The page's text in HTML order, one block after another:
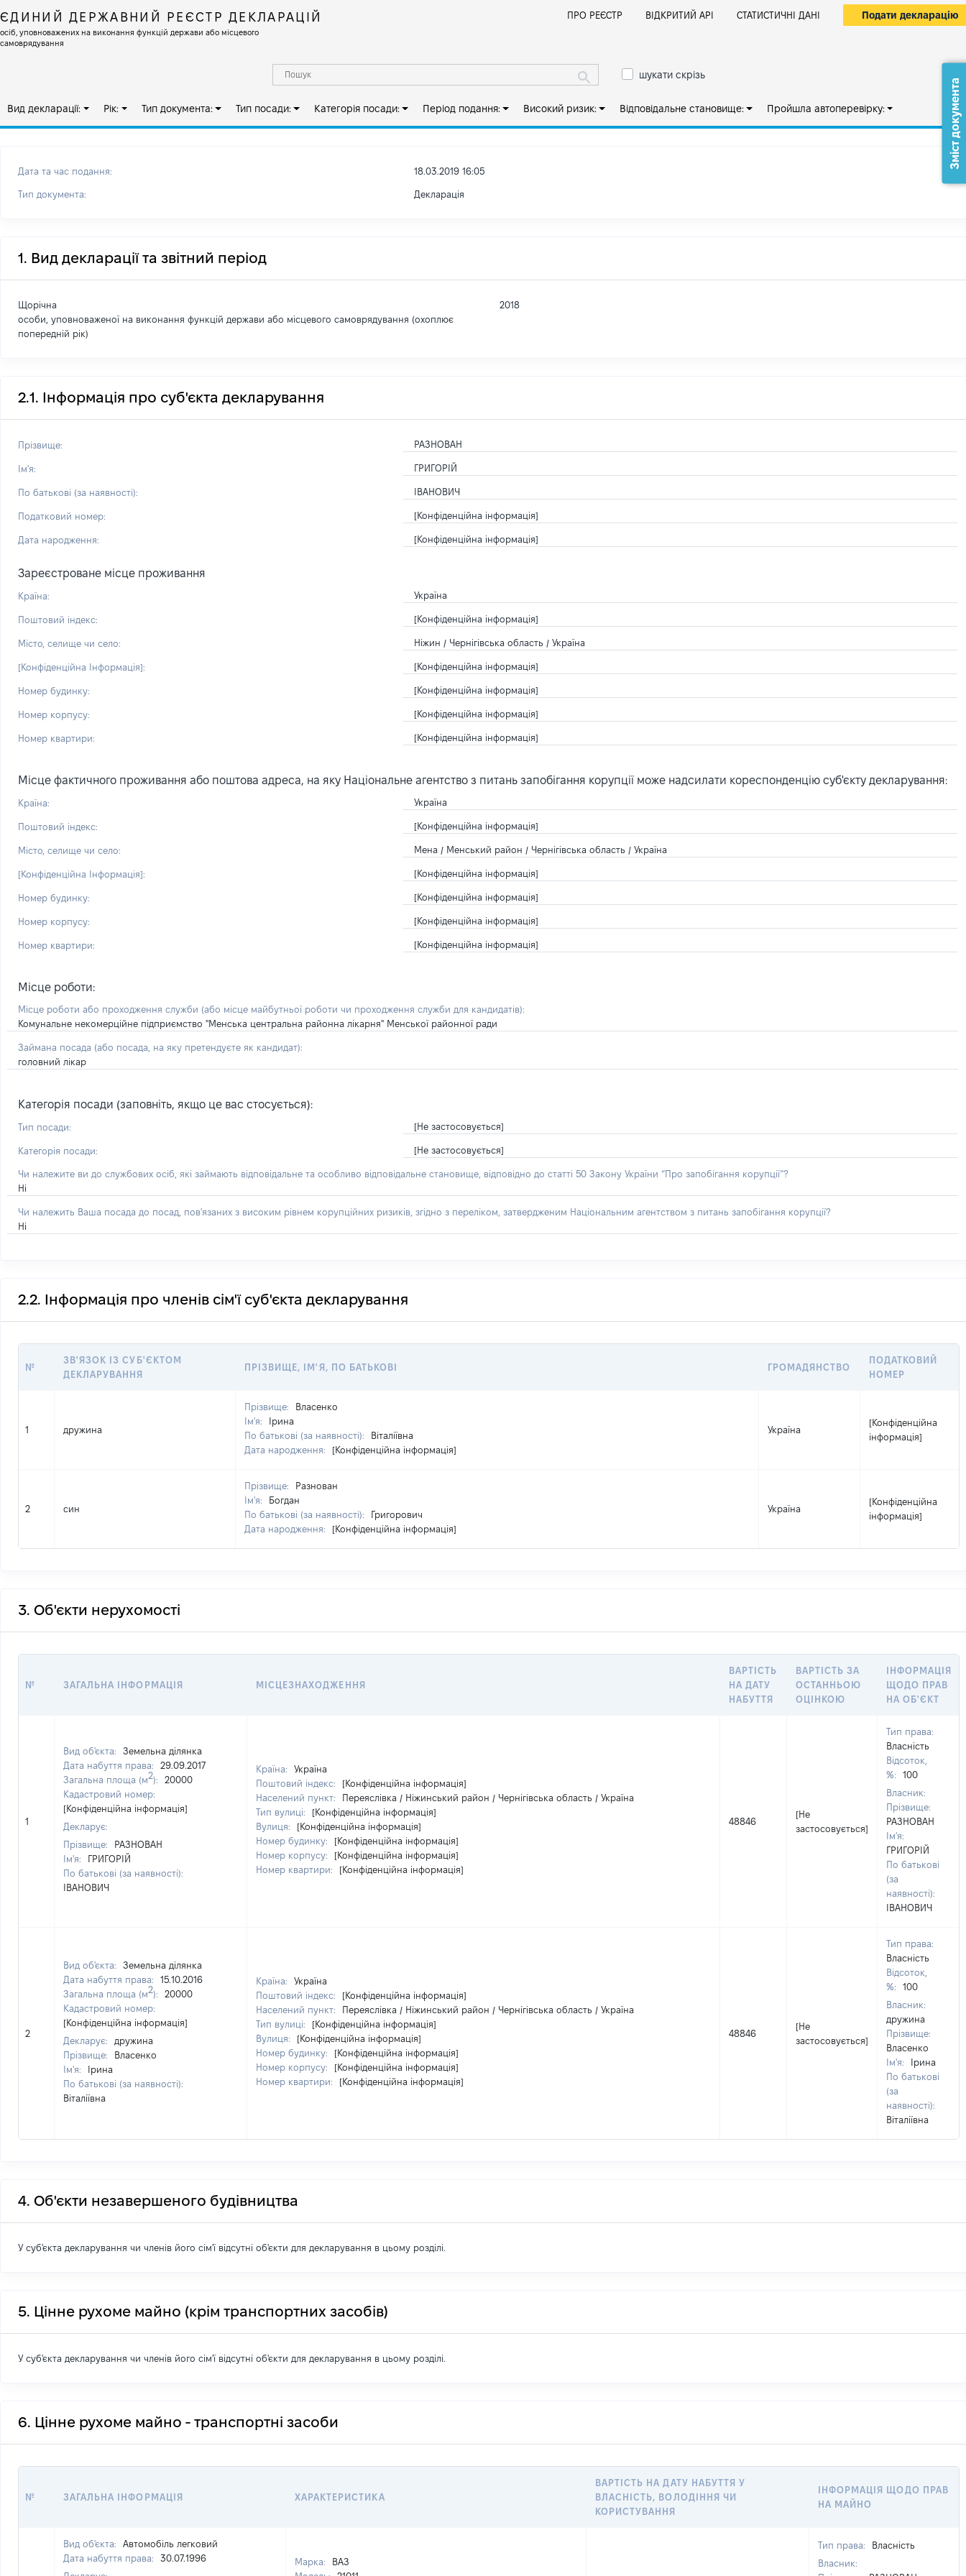
ЄДИНИЙ ДЕРЖАВНИЙ РЕЄСТР ДЕКЛАРАЦІЙ
осіб, уповноважених на виконання функцій держави або місцевого
самоврядування
ПРО РЕЄСТР ВІДКРИТИЙ АРІ СТАТИСТИЧНІ ДАНІ Подати декларацію
шукати скрізь
Вид декларації: Рік: Тип документа: Тип посади: Категорія посади: Період подання: Високий ризик: Відповідальне становище: Пройшла автоперевірку:
Дата та час подання: 18.03.2019 16:05
Тип документа: Декларація
1. Вид декларації та звітний період
Щорічна
особи, уповноваженої на виконання функцій держави або місцевого самоврядування (охоплює
попередній рік)
2018
2.1. Інформація про суб'єкта декларування
Прізвище: РАЗНОВАН
Ім'я: ГРИГОРІЙ
По батькові (за наявності): ІВАНОВИЧ
Податковий номер: [Конфіденційна інформація]
Дата народження: [Конфіденційна інформація]
Зареєстроване місце проживання
Країна: Україна
Поштовий індекс: [Конфіденційна інформація]
Місто, селище чи село: Ніжин / Чернігівська область / Україна
[Конфіденційна Інформація]: [Конфіденційна інформація]
Номер будинку: [Конфіденційна інформація]
Номер корпусу: [Конфіденційна інформація]
Номер квартири: [Конфіденційна інформація]
Місце фактичного проживання або поштова адреса, на яку Національне агентство з питань запобігання корупції може надсилати кореспонденцію суб'єкту декларування:
Країна: Україна
Поштовий індекс: [Конфіденційна інформація]
Місто, селище чи село: Мена / Менський район / Чернігівська область / Україна
[Конфіденційна Інформація]: [Конфіденційна інформація]
Номер будинку: [Конфіденційна інформація]
Номер корпусу: [Конфіденційна інформація]
Номер квартири: [Конфіденційна інформація]
Місце роботи:
Місце роботи або проходження служби (або місце майбутньої роботи чи проходження служби для кандидатів):
Комунальне некомерційне підприємство "Менська центральна районна лікарня" Менської районної ради
Займана посада (або посада, на яку претендуєте як кандидат):
головний лікар
Категорія посади (заповніть, якщо це вас стосується):
Тип посади: [Не застосовується]
Категорія посади: [Не застосовується]
Чи належите ви до службових осіб, які займають відповідальне та особливо відповідальне становище, відповідно до статті 50 Закону України “Про запобігання корупції”?
Ні
Чи належить Ваша посада до посад, пов'язаних з високим рівнем корупційних ризиків, згідно з переліком, затвердженим Національним агентством з питань запобігання корупції?
Ні
2.2. Інформація про членів сім'ї суб'єкта декларування
№
ЗВ'ЯЗОК ІЗ СУБ'ЄКТОМ
ДЕКЛАРУВАННЯ
ПРІЗВИЩЕ, ІМ'Я, ПО БАТЬКОВІ ГРОМАДЯНСТВО
ПОДАТКОВИЙ
НОМЕР
1 дружина
Прізвище:
Власенко
Ім'я:
Ірина
По батькові (за наявності):
Віталіївна
Дата народження:
[Конфіденційна інформація]
Україна
[Конфіденційна
інформація]
2 син
Прізвище:
Разнован
Ім'я:
Богдан
По батькові (за наявності):
Григорович
Дата народження:
[Конфіденційна інформація]
Україна
[Конфіденційна
інформація]
3. Об'єкти нерухомості
№ ЗАГАЛЬНА ІНФОРМАЦІЯ МІСЦЕЗНАХОДЖЕННЯ
ВАРТІСТЬ
НА ДАТУ
НАБУТТЯ
ВАРТІСТЬ ЗА
ОСТАННЬОЮ
ОЦІНКОЮ
ІНФОРМАЦІЯ
ЩОДО ПРАВ
НА ОБ'ЄКТ
1
Вид об'єкта:
Земельна ділянка
Дата набуття права:
29.09.2017
Загальна площа (м2):
20000
Кадастровий номер:
[Конфіденційна інформація]
Декларує:
Прізвище:
РАЗНОВАН
Ім'я:
ГРИГОРІЙ
По батькові (за наявності):
ІВАНОВИЧ
Країна:
Україна
Поштовий індекс:
[Конфіденційна інформація]
Населений пункт:
Переяслівка / Ніжинський район / Чернігівська область / Україна
Тип вулиці:
[Конфіденційна інформація]
Вулиця:
[Конфіденційна інформація]
Номер будинку:
[Конфіденційна інформація]
Номер корпусу:
[Конфіденційна інформація]
Номер квартири:
[Конфіденційна інформація]
48846
[Не
застосовується]
Тип права:
Власність
Відсоток,
%:
100
Власник:
Прізвище:
РАЗНОВАН
Ім'я:
ГРИГОРІЙ
По батькові
(за
наявності):
ІВАНОВИЧ
2
Вид об'єкта:
Земельна ділянка
Дата набуття права:
15.10.2016
Загальна площа (м2):
20000
Кадастровий номер:
[Конфіденційна інформація]
Декларує:
дружина
Прізвище:
Власенко
Ім'я:
Ірина
По батькові (за наявності):
Віталіївна
Країна:
Україна
Поштовий індекс:
[Конфіденційна інформація]
Населений пункт:
Переяслівка / Ніжинський район / Чернігівська область / Україна
Тип вулиці:
[Конфіденційна інформація]
Вулиця:
[Конфіденційна інформація]
Номер будинку:
[Конфіденційна інформація]
Номер корпусу:
[Конфіденційна інформація]
Номер квартири:
[Конфіденційна інформація]
48846
[Не
застосовується]
Тип права:
Власність
Відсоток,
%:
100
Власник:
дружина
Прізвище:
Власенко
Ім'я:
Ірина
По батькові
(за
наявності):
Віталіївна
4. Об'єкти незавершеного будівництва
У суб'єкта декларування чи членів його сім'ї відсутні об'єкти для декларування в цьому розділі.
5. Цінне рухоме майно (крім транспортних засобів)
У суб'єкта декларування чи членів його сім'ї відсутні об'єкти для декларування в цьому розділі.
6. Цінне рухоме майно - транспортні засоби
№ ЗАГАЛЬНА ІНФОРМАЦІЯ ХАРАКТЕРИСТИКА
ВАРТІСТЬ НА ДАТУ НАБУТТЯ У
ВЛАСНІСТЬ, ВОЛОДІННЯ ЧИ
КОРИСТУВАННЯ
ІНФОРМАЦІЯ ЩОДО ПРАВ
НА МАЙНО
Вид об'єкта:
Автомобіль легковий
Дата набуття права:
30.07.1996
Марка:
ВАЗ
Тип права:
Власність
Власник:
Зміст документа